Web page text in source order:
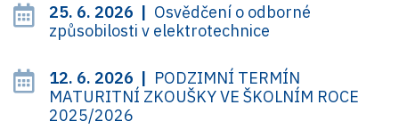
25. 6. 2026 | Osvědčení o odborné
způsobilosti v elektrotechnice
12. 6. 2026 | PODZIMNÍ TERMÍN
MATURITNÍ ZKOUŠKY VE ŠKOLNÍM ROCE
2025/2026